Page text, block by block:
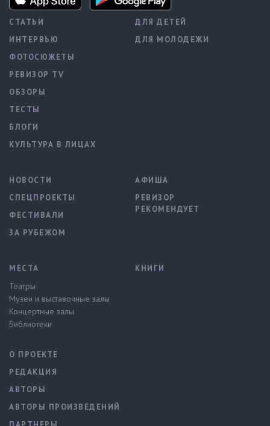
СТАТЬИ
ИНТЕРВЬЮ
ФОТОСЮЖЕТЫ
РЕВИЗОР TV
ОБЗОРЫ
ТЕСТЫ
БЛОГИ
КУЛЬТУРА В ЛИЦАХ
ДЛЯ ДЕТЕЙ
ДЛЯ МОЛОДЕЖИ
НОВОСТИ
СПЕЦПРОЕКТЫ
ФЕСТИВАЛИ
ЗА РУБЕЖОМ
АФИША
РЕВИЗОР
РЕКОМЕНДУЕТ
МЕСТА
Театры
Музеи и выставочные залы
Концертные залы
Библиотеки
КНИГИ
О ПРОЕКТЕ
РЕДАКЦИЯ
АВТОРЫ
АВТОРЫ ПРОИЗВЕДЕНИЙ